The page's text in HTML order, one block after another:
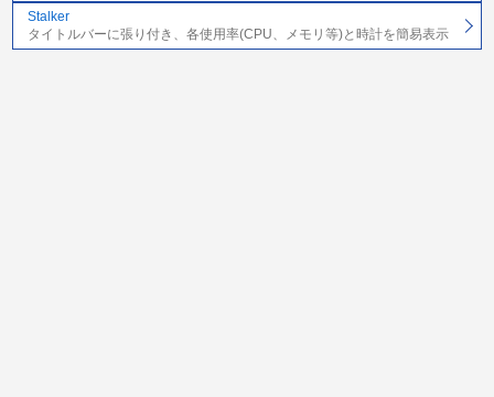
Stalker
タイトルバーに張り付き、各使用率(CPU、メモリ等)と時計を簡易表示